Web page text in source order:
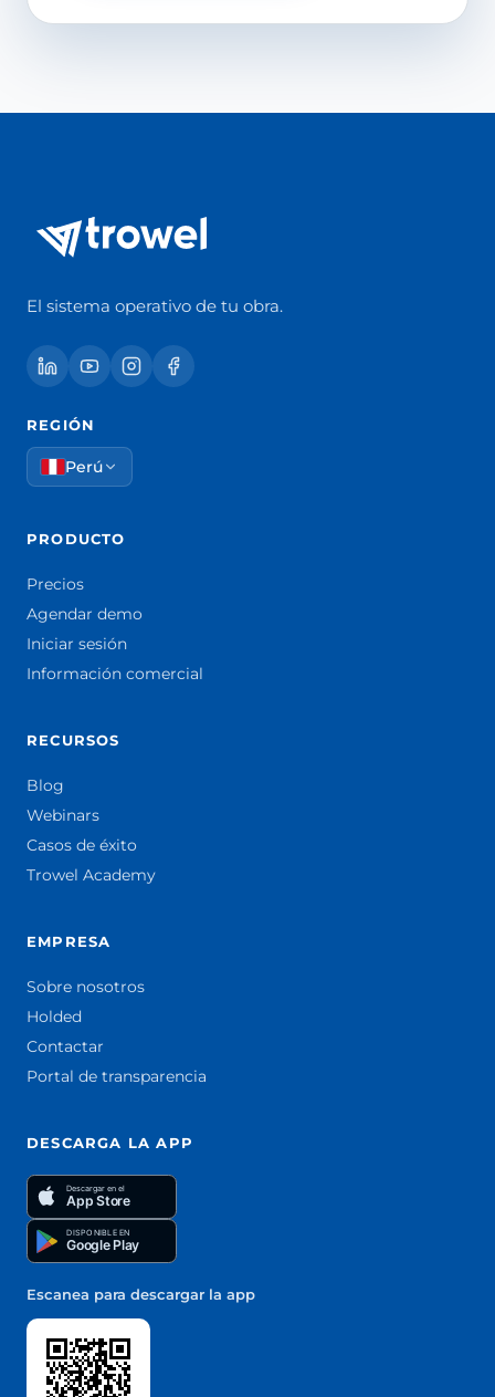
El sistema operativo de tu obra.
REGIÓN
Perú
PRODUCTO
Precios
Agendar demo
Iniciar sesión
Información comercial
RECURSOS
Blog
Webinars
Casos de éxito
Trowel Academy
EMPRESA
Sobre nosotros
Holded
Contactar
Portal de transparencia
DESCARGA LA APP
Descargar en el
App Store
DISPONIBLE EN
Google Play
Escanea para descargar la app